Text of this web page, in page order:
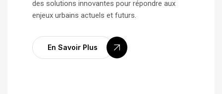
des solutions innovantes pour répondre aux
enjeux urbains actuels et futurs.
En Savoir Plus